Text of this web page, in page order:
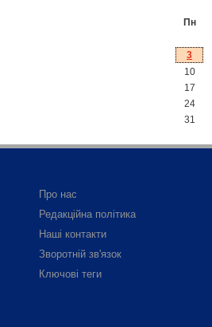
Пн
3
10
17
24
31
Про нас
Редакційна політика
Наші контакти
Зворотній зв'язок
Ключові теги